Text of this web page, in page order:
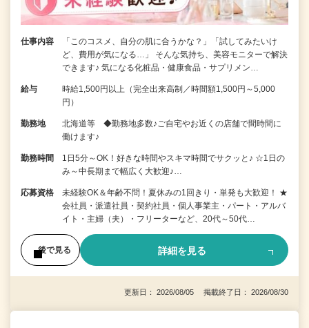
仕事内容
「このコスメ、自分の肌に合うかな？」「試してみたいけ
ど、費用が気になる…」 そんな気持ち、美容モニターで解決
できます♪ 気になる化粧品・健康食品・サプリメン…
給与
時給1,500円以上（完全出来高制／時間額1,500円～5,000
円）
勤務地
北海道等 ◆勤務地多数♪ご自宅やお近くの店舗で間時間に
働けます♪
勤務時間
1日5分～OK！好きな時間やスキマ時間でサクッと♪ ☆1日の
み～中長期まで幅広く大歓迎♪…
応募資格
未経験OK＆年齢不問！夏休みの1回きり・単発も大歓迎！ ★
会社員・派遣社員・契約社員・個人事業主・パート・アルバ
イト・主婦（夫）・フリーターなど、20代～50代…
後で見る 詳細を見る
更新日： 2026/08/05 掲載終了日： 2026/08/30